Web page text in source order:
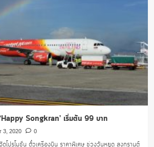
Songkran’ เริ่มต้น 99 บาท
3, 2020 0
ดโปรโมชั่น ตั๋วเครื่องบิน ราคาพิเศษ ช่วงวันหยุด สงกรานต์